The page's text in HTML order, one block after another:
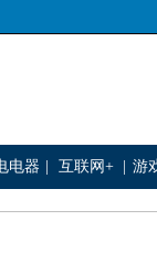
电器 互联网+ 游